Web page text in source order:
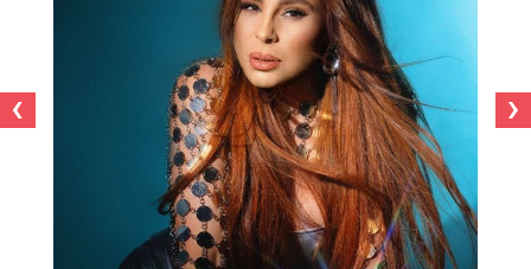
‹
›